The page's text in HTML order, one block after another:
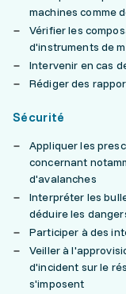
machines comme
Vérifier les
d'instruments de
Intervenir en cas
Rédiger des
Sécurité
Appliquer les
concernant
d'avalanches
Interpréter les
déduire les
Participer à des
Veiller à
d'incident sur le
s'imposent